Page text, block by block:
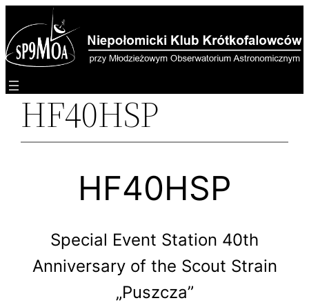
do
treści
HF40HSP
HF40HSP
Special Event Station 40th
Anniversary of the Scout Strain
„Puszcza”